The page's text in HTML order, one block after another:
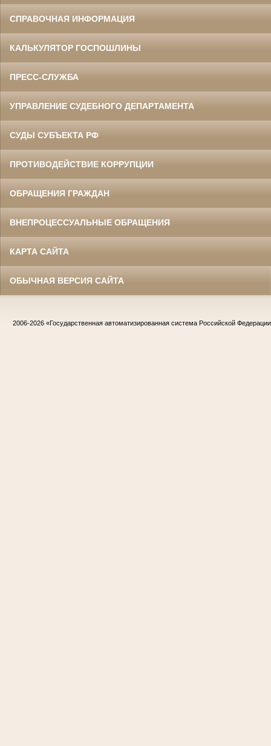
СПРАВОЧНАЯ ИНФОРМАЦИЯ
КАЛЬКУЛЯТОР ГОСПОШЛИНЫ
ПРЕСС-СЛУЖБА
УПРАВЛЕНИЕ СУДЕБНОГО ДЕПАРТАМЕНТА
СУДЫ СУБЪЕКТА РФ
ПРОТИВОДЕЙСТВИЕ КОРРУПЦИИ
ОБРАЩЕНИЯ ГРАЖДАН
ВНЕПРОЦЕССУАЛЬНЫЕ ОБРАЩЕНИЯ
КАРТА САЙТА
ОБЫЧНАЯ ВЕРСИЯ САЙТА
2006-2026 «Государственная автоматизированная система Российской